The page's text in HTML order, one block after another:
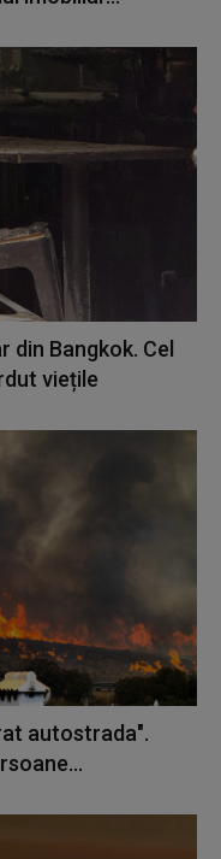
Bangkok. Cel
viețile
autostrada".